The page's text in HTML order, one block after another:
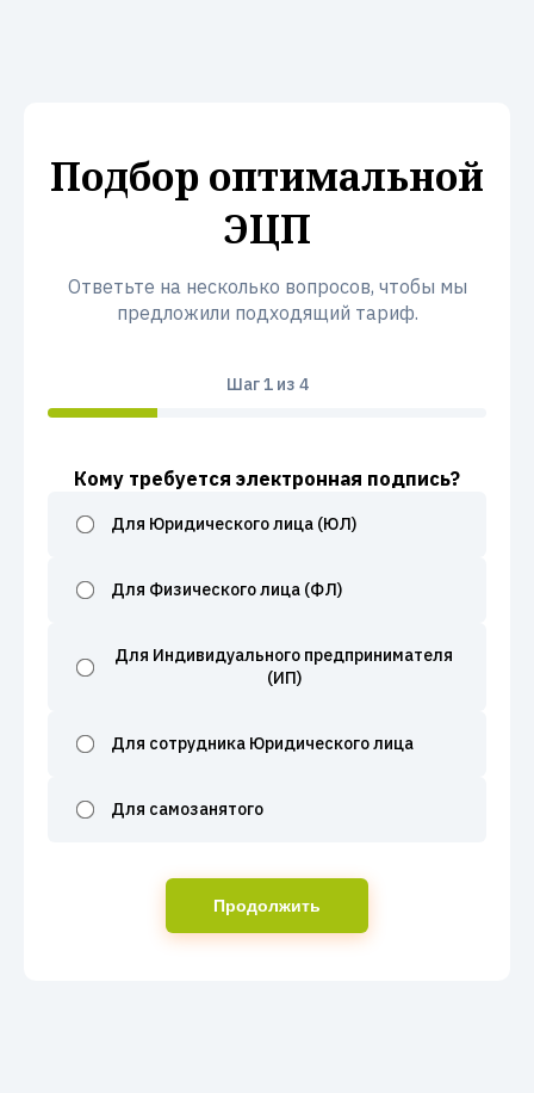
Подбор оптимальной
ЭЦП
Ответьте на несколько вопросов, чтобы мы
предложили подходящий тариф.
Шаг1из 4
Кому требуется электронная подпись?
Для Юридического лица (ЮЛ)
Для Физического лица (ФЛ)
Для Индивидуального предпринимателя
(ИП)
Для сотрудника Юридического лица
Для самозанятого
Продолжить